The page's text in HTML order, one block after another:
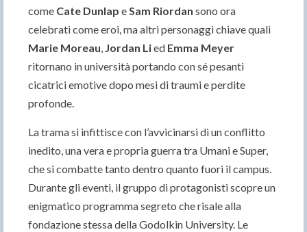
come Cate Dunlap eSam Riordan sono ora
celebrati come eroi, ma altri personaggi chiave quali
Marie Moreau, Jordan Lied Emma Meyer
ritornano in università portando con sé pesanti
cicatrici emotive dopo mesi di traumi e perdite
profonde.
La trama si infittisce con l’avvicinarsi di un conflitto
inedito, una vera e propria guerra tra Umani e Super,
che si combatte tanto dentro quanto fuori il campus.
Durante gli eventi, il gruppo di protagonisti scopre un
enigmatico programma segreto che risale alla
fondazione stessa della Godolkin University. Le